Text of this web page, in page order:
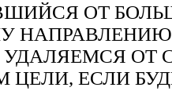
ОТ
ОТ
ЕСЛИ